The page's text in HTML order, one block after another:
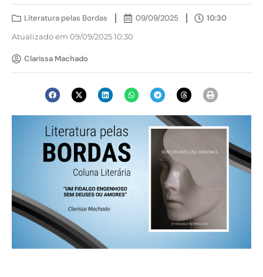
Literatura pelas Bordas 09/09/2025 10:30
Atualizado em 09/09/2025 10:30
Clarissa Machado